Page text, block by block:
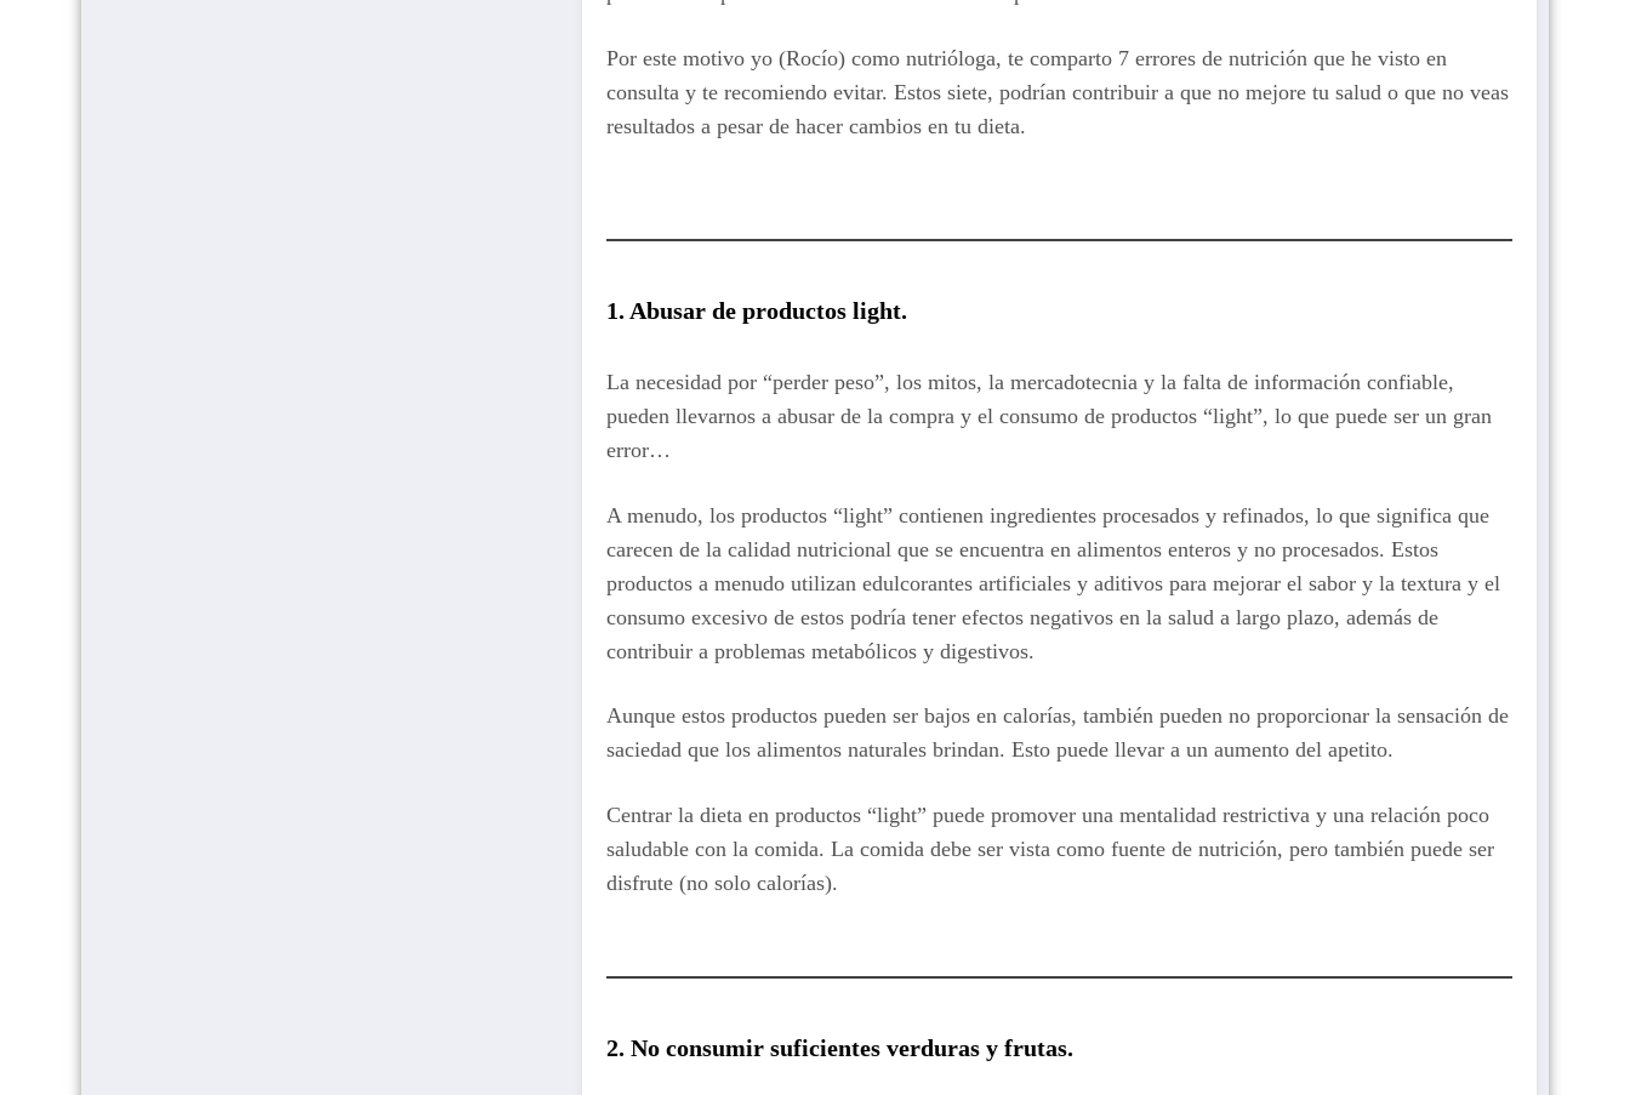
Por este motivo yo (Rocío) como nutrióloga, te comparto 7 errores de nutrición que he visto en
consulta y te recomiendo evitar. Estos siete, podrían contribuir a que no mejore tu salud o que no veas
resultados a pesar de hacer cambios en tu dieta.
1. Abusar de productos light.
La necesidad por “perder peso”, los mitos, la mercadotecnia y la falta de información confiable,
pueden llevarnos a abusar de la compra y el consumo de productos “light”, lo que puede ser un gran
error…
A menudo, los productos “light” contienen ingredientes procesados y refinados, lo que significa que
carecen de la calidad nutricional que se encuentra en alimentos enteros y no procesados. Estos
productos a menudo utilizan edulcorantes artificiales y aditivos para mejorar el sabor y la textura y el
consumo excesivo de estos podría tener efectos negativos en la salud a largo plazo, además de
contribuir a problemas metabólicos y digestivos.
Aunque estos productos pueden ser bajos en calorías, también pueden no proporcionar la sensación de
saciedad que los alimentos naturales brindan. Esto puede llevar a un aumento del apetito.
Centrar la dieta en productos “light” puede promover una mentalidad restrictiva y una relación poco
saludable con la comida. La comida debe ser vista como fuente de nutrición, pero también puede ser
disfrute (no solo calorías).
2.No consumir suficientes verduras y frutas.